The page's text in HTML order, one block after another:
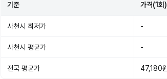
기준 가격(1회)
사천시 최저가 -
사천시 평균가 -
전국 평균가 47,180원